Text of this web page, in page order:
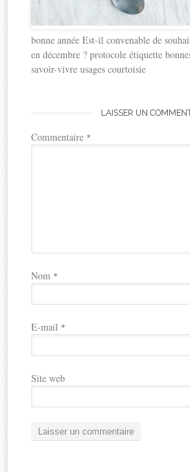
bonne année Est-il convenable de
en décembre ? protocole étiquette
savoir-vivre usages courtoisie
LAISSER UN
Commentaire *
Nom *
E-mail *
Site web